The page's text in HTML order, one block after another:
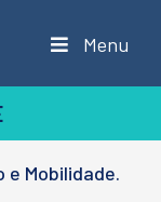
Menu
e Mobilidade.